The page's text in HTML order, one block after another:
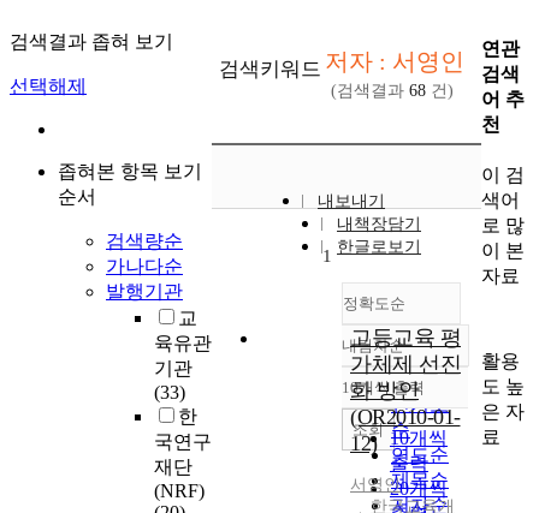
검색결과 좁혀 보기
선택해제
좁혀본 항목 보기
순서
검색량순
가나다순
발행기관
교
육유관
기관
(33)
한
국연구
재단
(NRF)
검색키워드 저자 : 서영인
(검색결과 68 건)
내보내기
내책장담기
한글로보기
정확도순
정확도
순
인기도
순
연도순
제목순
저자순
내림차순
내림차순
10개씩 출력
10개씩
출력
20개씩
조회
1
고등교육 평
가체제 선진
화 방안
(OR2010-01-
12)
서영인
한국교육개
연관
검색
어 추
천
이 검
색어
로 많
이 본
자료
활용
도 높
은 자
료